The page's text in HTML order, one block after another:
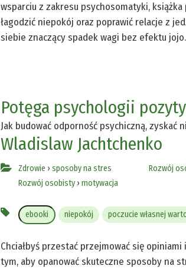
wsparciu z zakresu psychosomatyki,
łagodzić niepokój oraz poprawić relacje z
siebie znaczący spadek wagi bez efektu
Potęga psychologii
Jak budować odporność psychiczną, zyskać
Wladislaw Jachtchenko
Zdrowie › sposoby na stres
Rozwój osobisty› motywacja
Rozwój
ebooki niepokój poczucie własnej
Chciałbyś przestać przejmować się
tym, aby opanować skuteczne sposoby na